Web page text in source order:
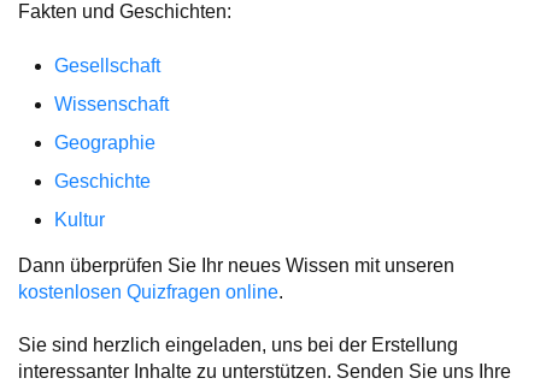
Fakten und Geschichten:
Gesellschaft
Wissenschaft
Geographie
Geschichte
Kultur
Dann überprüfen Sie Ihr neues Wissen mit unseren
kostenlosen Quizfragen online.
Sie sind herzlich eingeladen, uns bei der Erstellung
interessanter Inhalte zu unterstützen. Senden Sie uns Ihre